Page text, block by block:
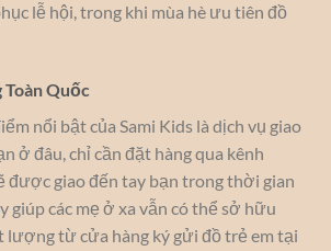
lễ hội, trong khi mùa hè ưu tiên đồ
Toàn Quốc
nổi bật của Sami Kids là dịch vụ giao
ở đâu, chỉ cần đặt hàng qua kênh
được giao đến tay bạn trong thời gian
giúp các mẹ ở xa vẫn có thể sở hữu
lượng từ cửa hàng ký gửi đồ trẻ em tại